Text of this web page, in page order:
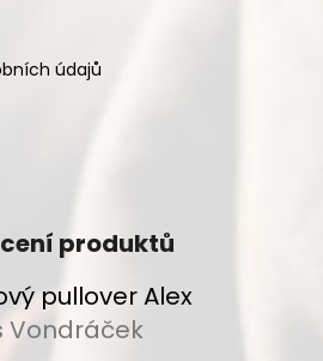
údajů
produktů
pullover Alex
je 5 z 5 hvězdiček.
Vondráček